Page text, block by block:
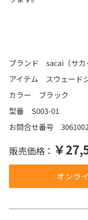
ブランド sacai（サカ
アイテム スウェード
カラー ブラック
型番 S003-01
お問合せ番号
販売価格： ￥
オンラ